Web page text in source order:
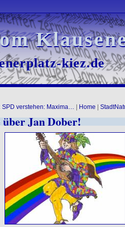
kiez.de
kiez.de
SPD verstehen: Maxima… Home
Jan Dober!